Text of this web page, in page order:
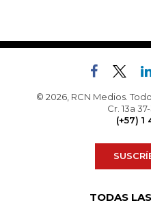
© 2026, RCN Medios.
Cr. 13a
(+57)
TODAS